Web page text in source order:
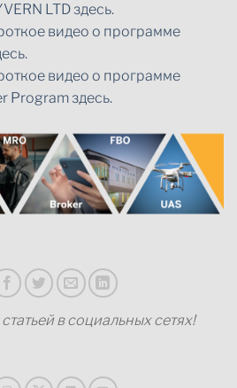
LTD здесь.
видео о программе
видео о программе
Program здесь.
в социальных сетях!